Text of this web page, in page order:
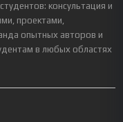
консультация и
проектами,
опытных авторов и
в любых областях